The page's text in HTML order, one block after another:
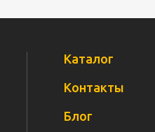
Каталог
Контакты
Блог